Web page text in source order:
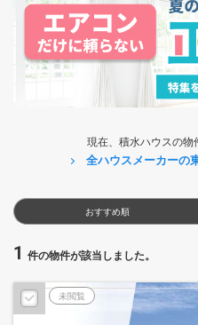
現在、積水ハウスの物
全ハウスメーカーの
おすすめ順
1 件の物件が該当しました。
未閲覧